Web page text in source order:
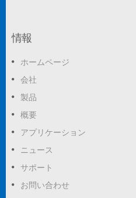
情報
ホームページ
会社
製品
概要
アプリケーション
ニュース
サポート
お問い合わせ